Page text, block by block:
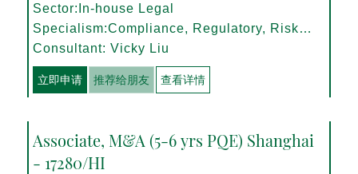
Sector:In-house Legal
Specialism:Compliance, Regulatory, Risk
Management
Consultant: Vicky Liu
立即申请 推荐给朋友 查看详情
Associate, M&A (5-6 yrs PQE) Shanghai
- 17280/HI